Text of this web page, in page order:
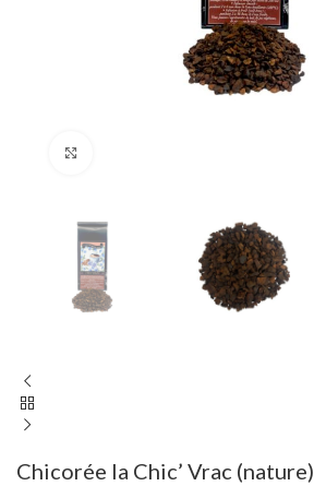
Chicorée la Chic’ Vrac (nature)